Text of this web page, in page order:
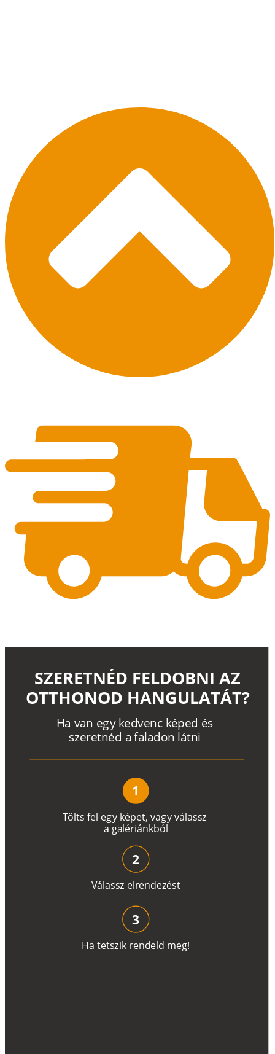
Tölts fel egy képet, vagyválassz
a galériánkból
Ha van egy kedvenc képed és
szeretnéd a faladon látni
SZERETNÉD FELDOBNI AZ
OTTHONOD HANGULATÁT?
1
Válassz elrendezést
2
Ha tetszik rendeld meg!
3